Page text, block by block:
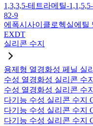
1,3,3,5-테트라메틸-
82-9
에폭시사이클로헥실에틸
EXDT
실리콘 수지
용제형 열경화성 페닐 실
수성 열경화성 실리콘 수
수성 열경화성 실리콘 수
다기능 수성 실리콘 수지
다기능 수성 실리콘 수지
다기능 수성 실리콘 수지